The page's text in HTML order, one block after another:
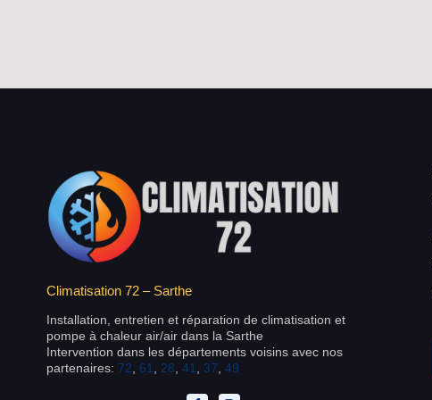
Climatisation 72 – Sarthe
Installation, entretien et réparation de climatisation et
pompe à chaleur air/air dans la Sarthe
Intervention dans les départements voisins avec nos
partenaires: 72, 61, 28, 41, 37, 49